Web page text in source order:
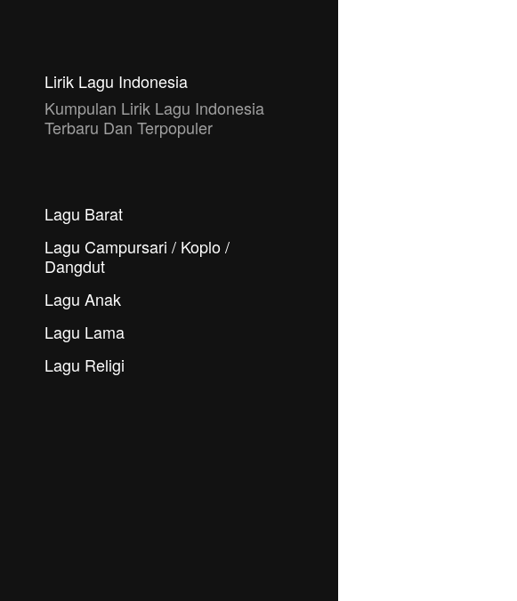
Lirik Lagu Indonesia
Kumpulan Lirik Lagu Indonesia
Terbaru Dan Terpopuler
Lagu Barat
Lagu Campursari / Koplo /
Dangdut
Lagu Anak
Lagu Lama
Lagu Religi